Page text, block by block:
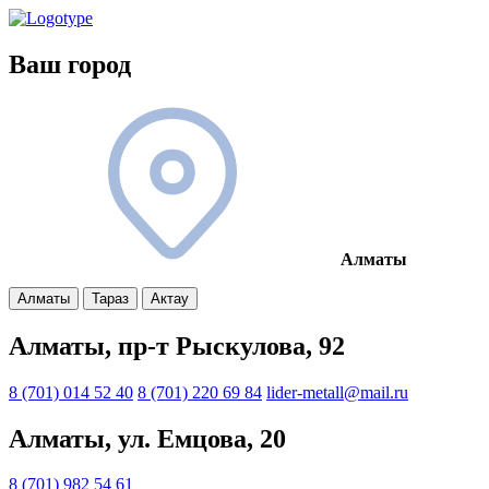
Ваш город
Алматы
Алматы Тараз Актау
Алматы, пр-т Рыскулова, 92
8 (701) 014 52 40 8 (701) 220 69 84 lider-metall@mail.ru
Алматы, ул. Емцова, 20
8 (701) 982 54 61